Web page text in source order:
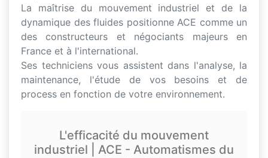
La maîtrise du mouvement industriel et de la
dynamique des fluides positionne ACE comme un
des constructeurs et négociants majeurs en
France et à l'international.
Ses techniciens vous assistent dans l'analyse, la
maintenance, l'étude de vos besoins et de
process en fonction de votre environnement.
L'efficacité du mouvement
industriel | ACE - Automatismes du